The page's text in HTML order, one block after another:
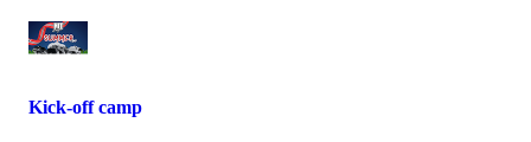
Kick-off camp